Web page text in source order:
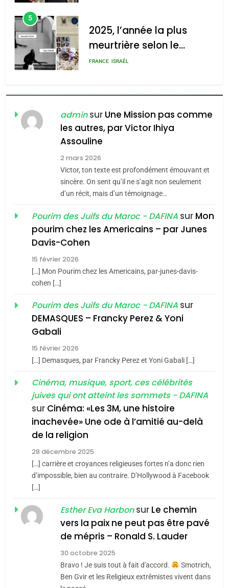
5
2025, l’année la plus
meurtrière selon le
rapport d’ADL contre
FRANCE ISRAÉL
FIÈRE, DIGNE ET RÉSILIENTE :
POURQUOI JE REVENDIQUE
MA JUDAÏTE par Thérèse
Zrihen-Dvir
ISRAÉL JUDAISME
CE QUI NOUS MANQUE –
Jacques Hadida
JUDAISME
Maroc : Les amandes de
Tafraout, le miel de Tadla
du terroir
Oeil ravageur – Vanessa
De Loya Stauber
«Tu dis génocide, je dis
guerre»: La nouvelle
chanson de Boy George
ISRAÉL JUDAISME
Accords d’Isaac:
l’alliance pourrait
s’étendre à 13 pays
d’Amérique latine
ISRAÉL JUDAISME
2025, l’année la plus
adminsur Une Mission pas comme
les autres, par Victor Ihiya
Assouline
2 mars 2026
Victor, ton texte est profondément émouvant et
sincère. On sent qu’il ne s’agit non seulement
d’un récit, mais d’un témoignage…
Pourim des Juifs du Maroc - DAFINA sur Mon
pourim chez les Americains – par Junes
Davis-Cohen
15 février 2026
[…] Mon Pourim chez les Americains, par-junes-davis-
cohen […]
Pourim des Juifs du Maroc - DAFINA sur
DEMASQUES – Francky Perez & Yoni
Gabali
15 février 2026
[…] Demasques, par Francky Perez et Yoni Gabali […]
Cinéma, musique, sport, ces célébrités
juives qui ont atteint les sommets - DAFINA
sur Cinéma: «Les 3M, une histoire
inachevée» Une ode à l’amitié au-delà
de la religion
28 décembre 2025
[…] carrière et croyances religieuses fortes n’a donc rien
d’impossible, bien au contraire. D’Hollywood à Facebook
[…]
Esther Eva Harbonsur Le chemin
vers la paix ne peut pas être pavé
de mépris – Ronald S. Lauder
30 octobre 2025
Bravo ! Je suis tout à fait d'accord.
Smotrich,
Ben Gvir et les Religieux extrêmistes vivent dans
meurtrière selon le rapport
l’antisémitisme
FIÈRE, DIGNE ET RÉSILIENTE :
POURQUOI JE REVENDIQUE
MA JUDAÏTE par Thérèse
Zrihen-Dvir
ISRAÉL
CE QUI NOUS MANQUE –
JUDAISME
Maroc : Les amandes de
Tafraout, le miel de Tadla
Azilal consacrés produits
DAFINA MAROC